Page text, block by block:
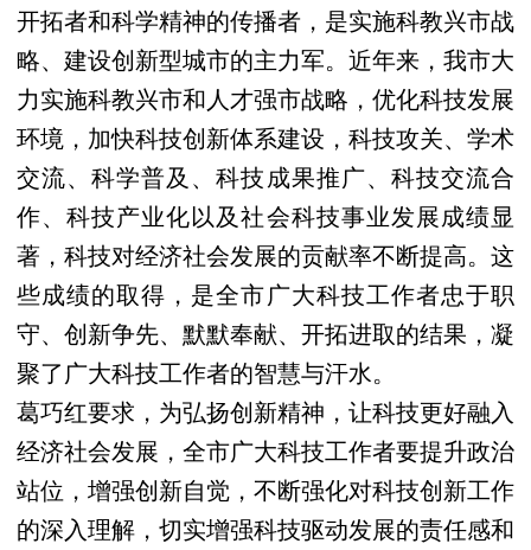
开拓者和科学精神的传播者，是实施科教兴市战
略、建设创新型城市的主力军。近年来，我市大
力实施科教兴市和人才强市战略，优化科技发展
环境，加快科技创新体系建设，科技攻关、学术
交流、科学普及、科技成果推广、科技交流合
作、科技产业化以及社会科技事业发展成绩显
著，科技对经济社会发展的贡献率不断提高。这
些成绩的取得，是全市广大科技工作者忠于职
守、创新争先、默默奉献、开拓进取的结果，凝
聚了广大科技工作者的智慧与汗水。
葛巧红要求，为弘扬创新精神，让科技更好融入
经济社会发展，全市广大科技工作者要提升政治
站位，增强创新自觉，不断强化对科技创新工作
的深入理解，切实增强科技驱动发展的责任感和